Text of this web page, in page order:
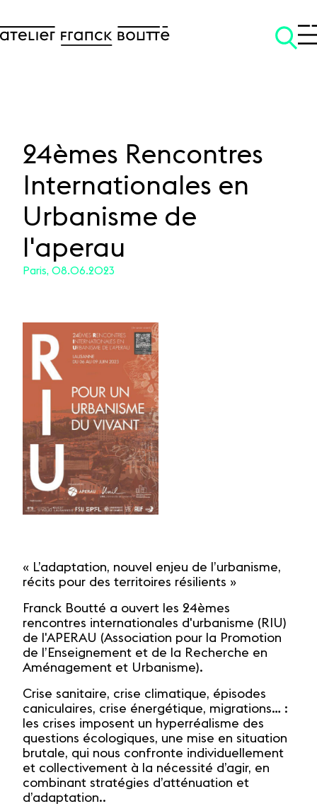
SKIP TO CONTENT
24èmes Rencontres
Internationales en
Urbanisme de
l'aperau
Paris, 08.06.2023
« L’adaptation, nouvel enjeu de l’urbanisme,
récits pour des territoires résilients »
Franck Boutté a ouvert les 24èmes
rencontres internationales d'urbanisme (RIU)
de l'APERAU (Association pour la Promotion
de l’Enseignement et de la Recherche en
Aménagement et Urbanisme).
Crise sanitaire, crise climatique, épisodes
caniculaires, crise énergétique, migrations… :
les crises imposent un hyperréalisme des
questions écologiques, une mise en situation
brutale, qui nous confronte individuellement
et collectivement à la nécessité d’agir, en
combinant stratégies d’atténuation et
d’adaptation..